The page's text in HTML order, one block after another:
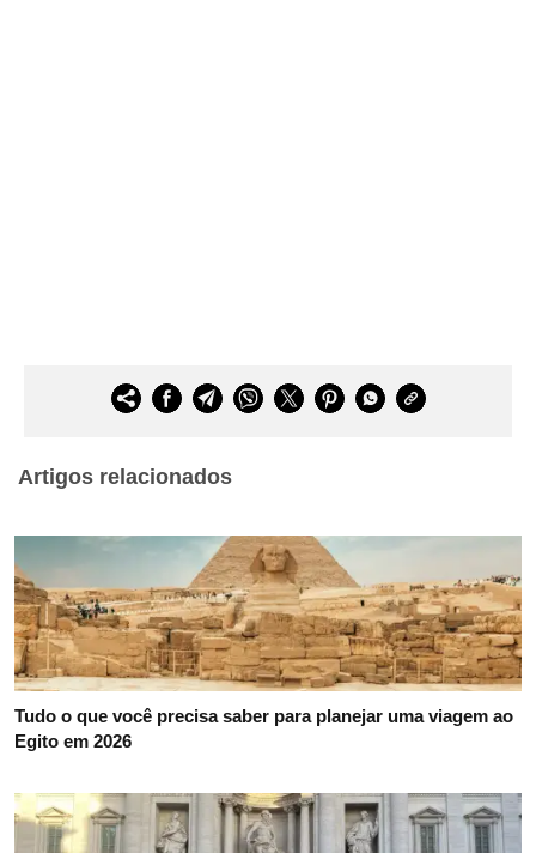
Artigos relacionados
Tudo o que você precisa saber para planejar uma viagem ao
Egito em 2026